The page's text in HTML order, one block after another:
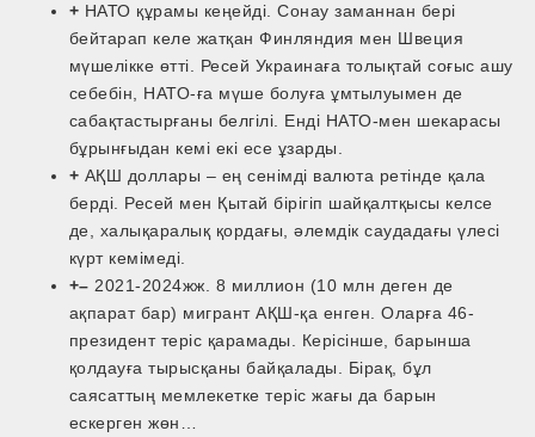
+ НАТО құрамы кеңейді. Сонау заманнан бері
бейтарап келе жатқан Финляндия мен Швеция
мүшелікке өтті. Ресей Украинаға толықтай соғыс ашу
себебін, НАТО­-ға мүше болуға ұмтылуымен де
сабақтастырғаны белгілі. Енді НАТО­-мен шекарасы
бұрынғыдан кемі екі есе ұзарды.
+ АҚШ доллары – ең сенімді валюта ретінде қала
берді. Ресей мен Қытай бірігіп шайқалтқысы келсе
де, халықаралық қордағы, әлемдік саудадағы үлесі
күрт кемімеді.
+– 2021-2024жж. 8 миллион (10 млн деген де
ақпарат бар) мигрант АҚШ-қа енген. Оларға 46-
президент теріс қарамады. Керісінше, барынша
қолдауға тырысқаны байқалады. Бірақ, бұл
саясаттың мемлекетке теріс жағы да барын
ескерген жөн…